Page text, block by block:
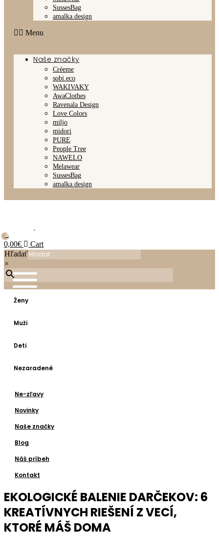
SussesBag
amalka.design
Menu
Naše značky
Créeme
sobi.eco
WAKIVAKY
AwaClothes
Ravenala Design
Love Colors
miljo
midori
PURE
People Tree
NAWELO
Melawear
SussesBag
amalka.design
0
0,00€
Cart
Hľadať
×
Ženy
Muži
Deti
Nezaradené
Ne-zľavy
Novinky
Naše značky
Blog
Náš príbeh
Kontakt
EKOLOGICKÉ BALENIE DARČEKOV: 6
KREATÍVNYCH RIEŠENÍ Z VECÍ,
KTORÉ MÁŠ DOMA